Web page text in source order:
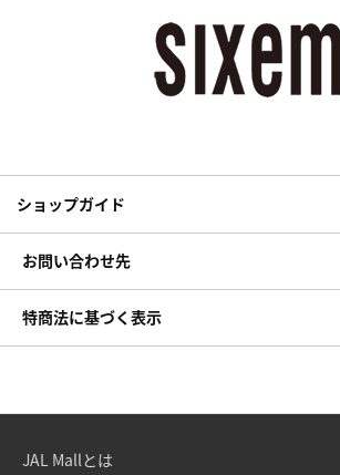
ショップガイド
お問い合わせ先
特商法に基づく表示
JAL Mallとは